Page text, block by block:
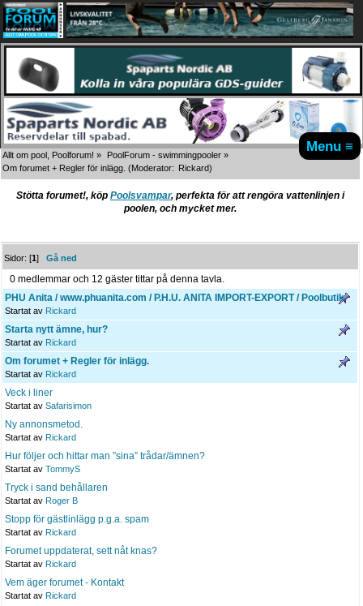
Menu ≡
Allt om pool, Poolforum! » PoolForum - swimmingpooler »
Om forumet + Regler för inlägg. (Moderator: Rickard)
Stötta forumet!, köp Poolsvampar, perfekta för att rengöra vattenlinjen i
poolen, och mycket mer.
Sidor: [1]Gå ned
0 medlemmar och 12 gäster tittar på denna tavla.
PHU Anita / www.phuanita.com / P.H.U. ANITA IMPORT-EXPORT / Poolbutik
Startat av Rickard
Starta nytt ämne, hur?
Startat av Rickard
Om forumet + Regler för inlägg.
Startat av Rickard
Veck i liner
Startat av Safarisimon
Ny annonsmetod.
Startat av Rickard
Hur följer och hittar man ”sina” trådar/ämnen?
Startat av TommyS
Tryck i sand behållaren
Startat av Roger B
Stopp för gästlinlägg p.g.a. spam
Startat av Rickard
Forumet uppdaterat, sett nåt knas?
Startat av Rickard
Vem äger forumet - Kontakt
Startat av Rickard